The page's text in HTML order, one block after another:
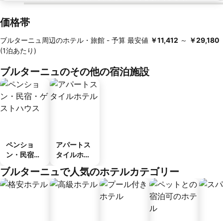
価格帯
ブルターニュ周辺のホテル・旅館 - 予算 最安値 ‎￥11,412 ～ ‎￥29,180
(1泊あたり)
ブルターニュのその他の宿泊施設
ペンショ
ン・民宿・
ゲストハウ
ス
アパートス
タイルホテ
ブルターニュで人気のホテルカテゴリー